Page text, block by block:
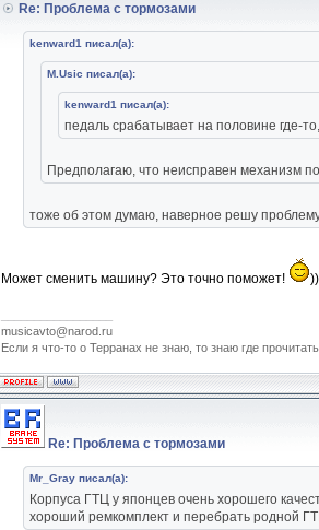
Re: Проблема с тормозами
kenward1 писал(а):
M.Usic писал(а):
kenward1 писал(а):
педаль срабатывает на половине где-
Предполагаю, что неисправен механизм
тоже об этом думаю, наверное решу
Может сменить машину? Это точно поможет! ))
musicavto@narod.ru
Если я что-то о Терранах не знаю, то знаю где
Re: Проблема с тормозами
Mr_Gray писал(а):
Корпуса ГТЦ у японцев очень хорошего
хороший ремкомплект и перебрать родной